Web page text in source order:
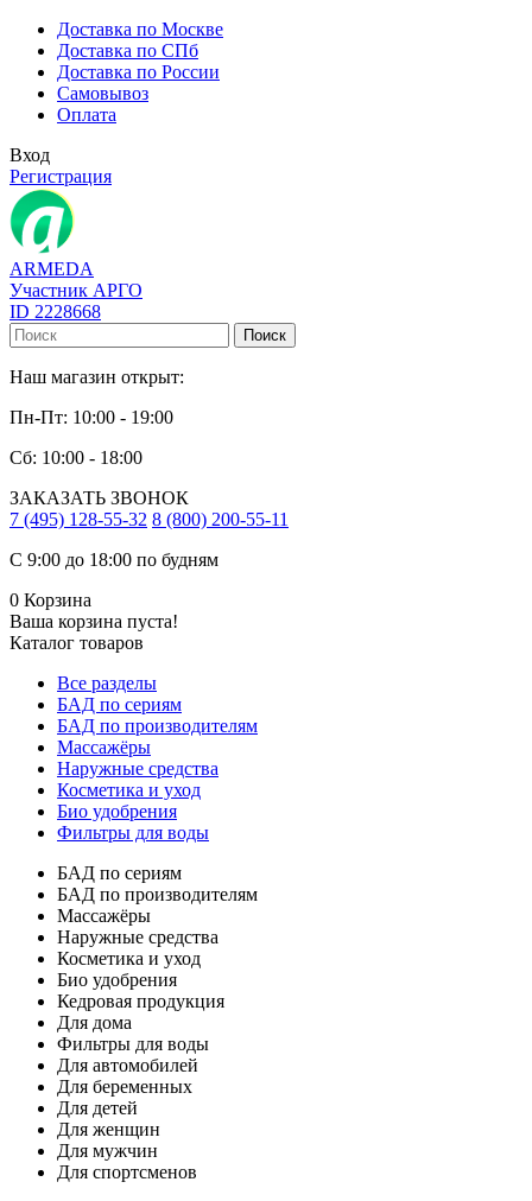
Доставка по Москве
Доставка по СПб
Доставка по России
Самовывоз
Оплата
Вход
Регистрация
ARMEDA
Участник АРГО
ID 2228668
Поиск
Наш магазин открыт:
Пн-Пт: 10:00 - 19:00
Сб: 10:00 - 18:00
ЗАКАЗАТЬ ЗВОНОК
7 (495) 128-55-32 8 (800) 200-55-11
С 9:00 до 18:00 по будням
0 Корзина
Ваша корзина пуста!
Каталог товаров
Все разделы
БАД по сериям
БАД по производителям
Массажёры
Наружные средства
Косметика и уход
Био удобрения
Фильтры для воды
БАД по сериям
БАД по производителям
Массажёры
Наружные средства
Косметика и уход
Био удобрения
Кедровая продукция
Для дома
Фильтры для воды
Для автомобилей
Для беременных
Для детей
Для женщин
Для мужчин
Для спортсменов